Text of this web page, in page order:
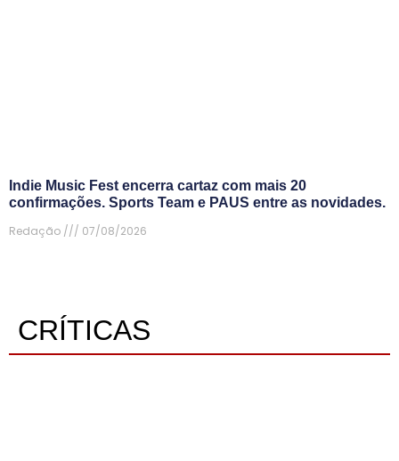
Indie Music Fest encerra cartaz com mais 20
confirmações. Sports Team e PAUS entre as novidades.
Redação
07/08/2026
CRÍTICAS